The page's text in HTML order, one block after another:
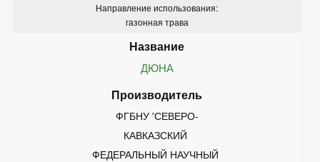
Направление использования:
газонная трава
ДЮНА
ФГБНУ 'СЕВЕРО-
КАВКАЗСКИЙ
ФЕДЕРАЛЬНЫЙ НАУЧНЫЙ